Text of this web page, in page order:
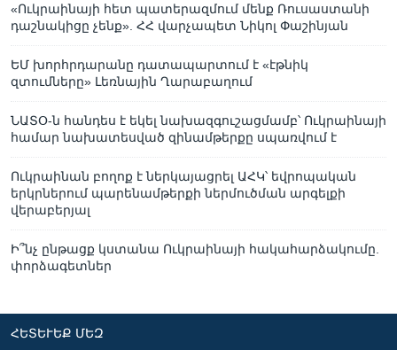
«Ուկրաինայի հետ պատերազմում մենք Ռուսաստանի
դաշնակիցը չենք». ՀՀ վարչապետ Նիկոլ Փաշինյան
ԵՄ խորհրդարանը դատապարտում է «էթնիկ
զտումները» Լեռնային Ղարաբաղում
ՆԱՏՕ-ն հանդես է եկել նախազգուշացմամբ՝ Ուկրաինայի
համար նախատեսված զինամթերքը սպառվում է
Ուկրաինան բողոք է ներկայացրել ԱՀԿ՝ եվրոպական
երկրներում պարենամթերքի ներմուծման արգելքի
վերաբերյալ
Ի՞նչ ընթացք կստանա Ուկրաինայի հակահարձակումը.
փորձագետներ
ՀԵՏԵՒԵՔ ՄԵԶ